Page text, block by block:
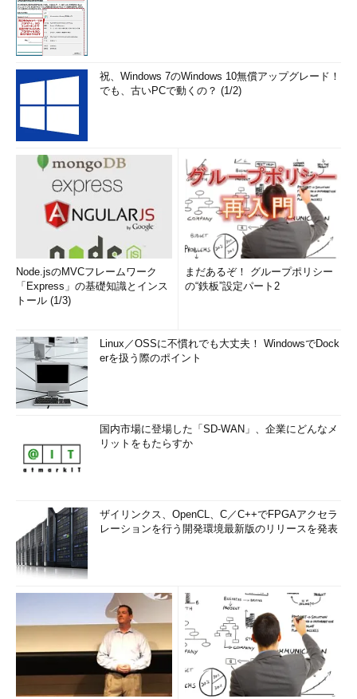
祝、Windows 7のWindows 10無償アップグレード！
でも、古いPCで動くの？ (1/2)
Node.jsのMVCフレームワーク
「Express」の基礎知識とインス
トール (1/3)
まだあるぞ！ グループポリシー
の“鉄板”設定パート2
Linux／OSSに不慣れでも大丈夫！ WindowsでDock
erを扱う際のポイント
国内市場に登場した「SD-WAN」、企業にどんなメ
リットをもたらすか
ザイリンクス、OpenCL、C／C++でFPGAアクセラ
レーションを行う開発環境最新版のリリースを発表